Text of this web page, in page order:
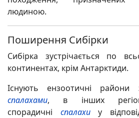
людиною.
Поширення Сибірки
Сибірка зустрічається по
континентах, крім Антарктиди.
Існують ензоотичні
спалахами, в інших
спорадичні спалахиу